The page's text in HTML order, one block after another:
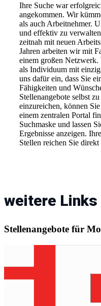
Ihre Suche war
angekommen. Wir
als auch Arbeitnehmer.
und effektiv zu
zeitnah mit neuen
Jahren arbeiten wir mit
einem großen Netzwerk.
als Individuum mit
uns dafür ein, dass Sie
Fähigkeiten und
Stellenangebote selbst
einzureichen, können
einem zentralen Portal
Suchmaske und lassen
Ergebnisse anzeigen.
Stellen reichen Sie direkt
weitere Links
Stellenangebote für